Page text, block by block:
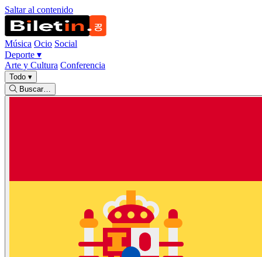
Saltar al contenido
Música Ocio Social
Deporte ▾
Arte y Cultura Conferencia
Todo ▾
Buscar…